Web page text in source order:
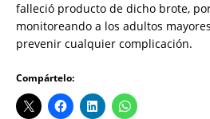
falleció producto de dicho brote,
monitoreando a los adultos
prevenir cualquier complicación.
Compártelo: